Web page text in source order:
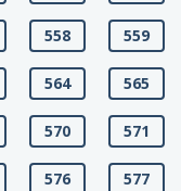
558 559
564 565
570 571
576 577